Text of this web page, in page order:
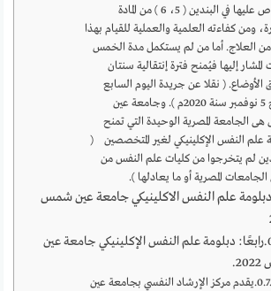
المنصوص عليها في البندين ( 5، 6 ) من المادة
ومن كفاءته العلمية والعملية للقيام بهذا
من العلاج. أما من لم يستكمل مدة الخمس
إليها فيُمنح فترة إنتقالية سنتان
الأوضاع. ( نقلا عن جريدة اليوم السابع
بتاريخ 5 نوفمبر سنة 2020م ). وجامعة عين
الجامعة المصرية الوحيدة التي تمنح
علم النفس الإكلينيكي لغير المتخصصين (
لم يتخرجوا من كليات علم النفس من
المصرية أو ما يعادلها ).
دبلومة علم النفس الاكلينيكي جامعة عين شمس
رابعًا: دبلومة علم النفس الإكلينيكي جامعة عين
يقدم مركز الإرشاد النفسي بجامعة عين